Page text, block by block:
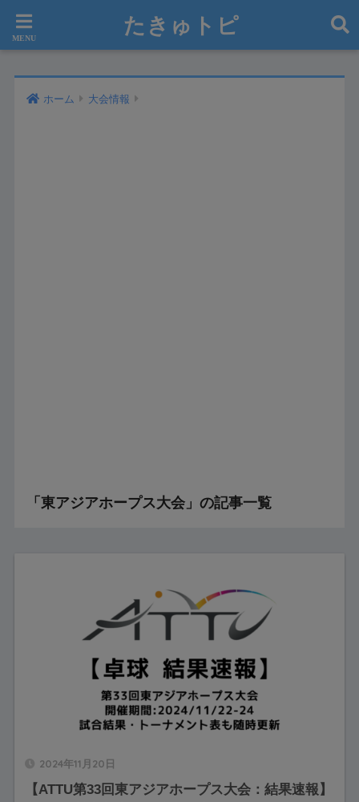
たきゅトピ
ホーム 大会情報
「東アジアホープス大会」の記事一覧
2024年11月20日
【ATTU第33回東アジアホープス大会：結果速報】